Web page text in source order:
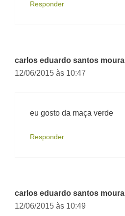
Responder
carlos eduardo santos moura
12/06/2015 às 10:47
eu gosto da maça verde
Responder
carlos eduardo santos moura
12/06/2015 às 10:49